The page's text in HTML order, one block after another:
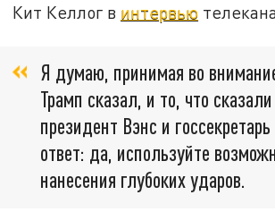
Кит Келлог в интервью
Я думаю, принимая во
Трамп сказал, и то, что
президент Вэнс и
ответ: да, используйте
нанесения глубоких ударов.